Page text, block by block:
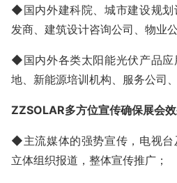
◆国内外建科院、城市建设规划
发商、建筑设计咨询公司、物业公
◆国内外各类太阳能光伏产品应
地、新能源培训机构、服务公司、
ZZSOLAR多方位宣传确保展会效
◆主流媒体的强势宣传，电视台
立体组织报道，整体宣传推广；